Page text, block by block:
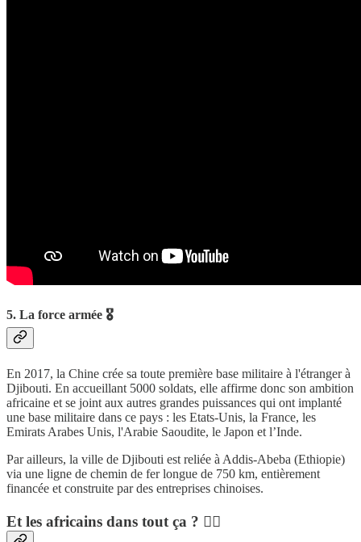
5. La force armée 🎖
En 2017, la Chine crée sa toute première base militaire à l'étranger à
Djibouti. En accueillant 5000 soldats, elle affirme donc son ambition
africaine et se joint aux autres grandes puissances qui ont implanté
une base militaire dans ce pays : les Etats-Unis, la France, les
Emirats Arabes Unis, l'Arabie Saoudite, le Japon et l’Inde.
Par ailleurs, la ville de Djibouti est reliée à Addis-Abeba (Ethiopie)
via une ligne de chemin de fer longue de 750 km, entièrement
financée et construite par des entreprises chinoises.
Et les africains dans tout ça ? 🤷‍♂️